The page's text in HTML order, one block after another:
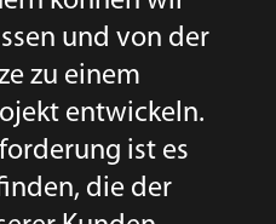
und von der
zu einem
entwickeln.
ist es
die der